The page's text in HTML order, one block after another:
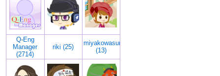
Q-Eng
Manager
(2714)
riki (25)
miyakowasure
(13)